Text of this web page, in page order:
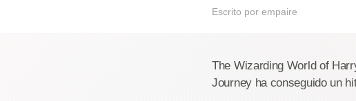
Escrito por empaire
The Wizarding World of
Journey ha conseguido un